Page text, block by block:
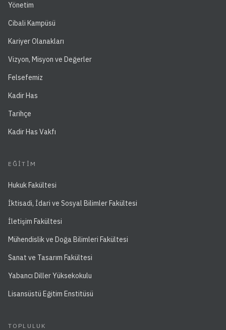
Yönetim
Cibali Kampüsü
Kariyer Olanakları
Vizyon, Misyon ve Değerler
Felsefemiz
Kadir Has
Tarihçe
Kadir Has Vakfı
EĞITIM
Hukuk Fakültesi
İktisadi, İdari ve Sosyal Bilimler Fakültesi
İletişim Fakültesi
Mühendislik ve Doğa Bilimleri Fakültesi
Sanat ve Tasarım Fakültesi
Yabancı Diller Yüksekokulu
Lisansüstü Eğitim Enstitüsü
TOPLULUK